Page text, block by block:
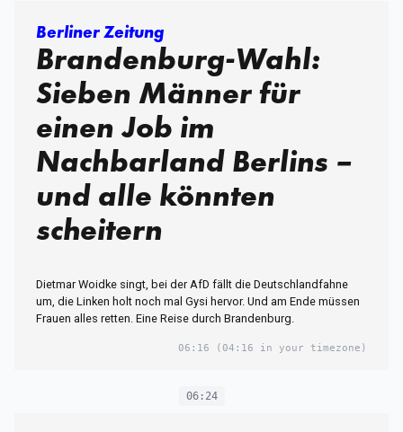
Berliner Zeitung
Brandenburg-Wahl:
Sieben Männer für
einen Job im
Nachbarland Berlins –
und alle könnten
scheitern
Dietmar Woidke singt, bei der AfD fällt die Deutschlandfahne
um, die Linken holt noch mal Gysi hervor. Und am Ende müssen
Frauen alles retten. Eine Reise durch Brandenburg.
06:16 (04:16 in your timezone)
06:24